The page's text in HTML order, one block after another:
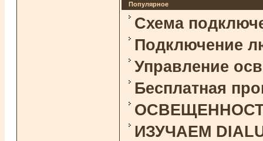
Популярное
Схема
Подключение
Управление
Бесплатная
ОСВЕЩЕННОСТЬ
ИЗУЧАЕМ